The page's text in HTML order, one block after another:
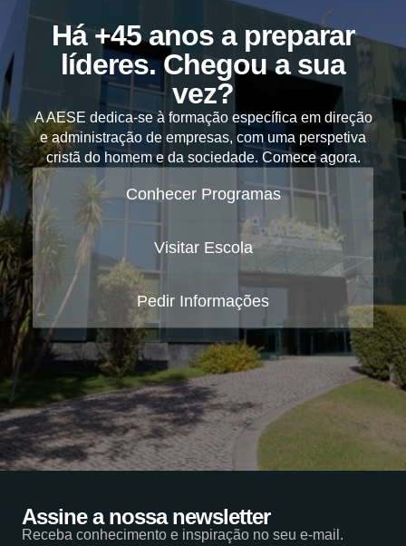
Há +45 anos a preparar
líderes. Chegou a sua
vez?
A AESE dedica-se à formação específica em direção
e administração de empresas, com uma perspetiva
cristã do homem e da sociedade. Comece agora.
Conhecer Programas
Visitar Escola
Pedir Informações
Assine a nossa newsletter
Receba conhecimento e inspiração no seu e-mail.